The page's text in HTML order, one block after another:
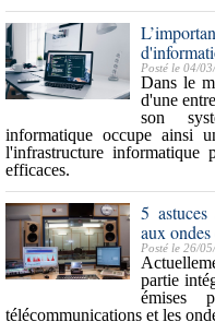
Posté le 04/
Dans le
d'une
son
informatique occupe ainsi
l'infrastructure informatique
efficaces.
5
aux
Posté le 26/
partie
émises
télécommunications et les